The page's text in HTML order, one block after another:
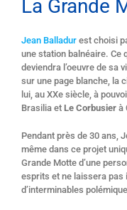
La Grande
Jean Balladur est choisi
une station balnéaire. Ce
deviendra l’oeuvre de sa
sur une page blanche, la
lui, au XXe siècle, à
Brasilia et Le Corbusier à
Pendant près de 30 ans,
même dans ce projet
Grande Motte d’une
esprits et ne laissera pas
d’interminables